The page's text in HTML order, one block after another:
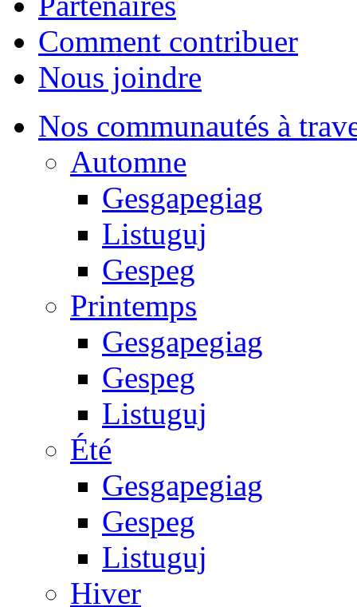
Comment contribuer
Nous joindre
Nos communautés à
Automne
Gesgapegiag
Listuguj
Gespeg
Printemps
Gesgapegiag
Gespeg
Listuguj
Été
Gesgapegiag
Gespeg
Listuguj
Hiver